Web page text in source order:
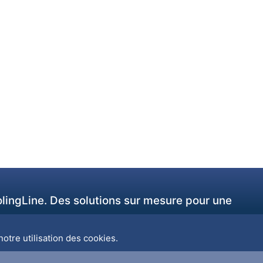
Des solutions sur mesure pour une
utilisation des cookies.